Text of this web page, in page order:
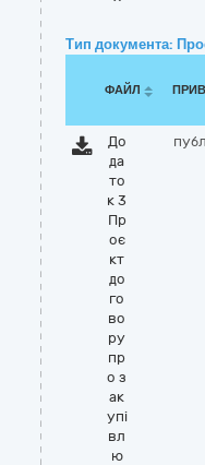
Тип документа:
ФАЙЛ
До
да
то
к 3
Пр
оє
кт
до
го
во
ру
пр
о з
ак
упі
вл
ю